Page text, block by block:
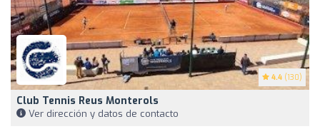
4.4 (130)
Club Tennis Reus Monterols
Ver dirección y datos de contacto